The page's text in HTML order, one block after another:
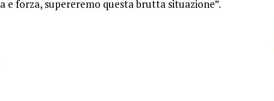
forza, supereremo questa brutta situazione”.